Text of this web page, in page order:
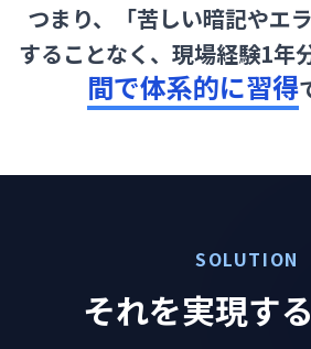
つまり、「苦しい暗記やエ
することなく、 現場経験1年
間で体系的に習得
SOLUTION
それを実現する